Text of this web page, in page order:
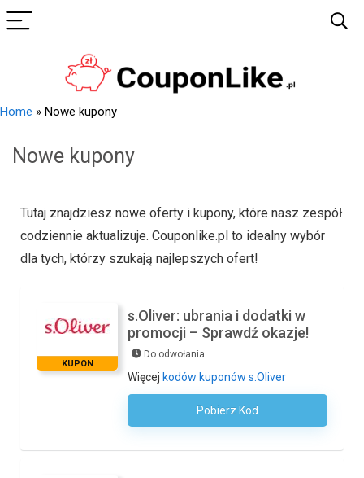
Home » Nowe kupony
Nowe kupony
Tutaj znajdziesz nowe oferty i kupony, które nasz zespół
codziennie aktualizuje. Couponlike.pl to idealny wybór
dla tych, którzy szukają najlepszych ofert!
KUPON
s.Oliver: ubrania i dodatki w
promocji – Sprawdź okazje!
Do odwołania
Więcej kodów kuponów s.Oliver
Pobierz Kod
Kod Nie Jest Wymagany